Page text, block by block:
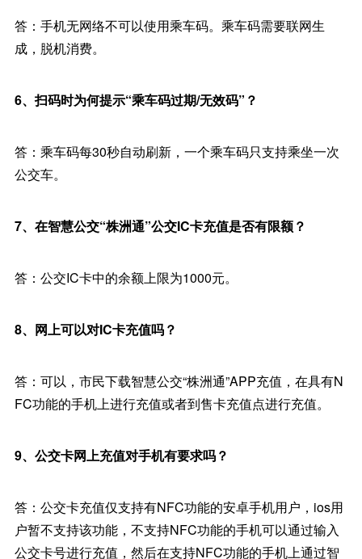
答：手机无网络不可以使用乘车码。乘车码需要联网生
成，脱机消费。
6、扫码时为何提示“乘车码过期/无效码”？
答：乘车码每30秒自动刷新，一个乘车码只支持乘坐一次
公交车。
7、在智慧公交“株洲通”公交IC卡充值是否有限额？
答：公交IC卡中的余额上限为1000元。
8、网上可以对IC卡充值吗？
答：可以，市民下载智慧公交“株洲通”APP充值，在具有N
FC功能的手机上进行充值或者到售卡充值点进行充值。
9、公交卡网上充值对手机有要求吗？
答：公交卡充值仅支持有NFC功能的安卓手机用户，ios用
户暂不支持该功能，不支持NFC功能的手机可以通过输入
公交卡号进行充值，然后在支持NFC功能的手机上通过智